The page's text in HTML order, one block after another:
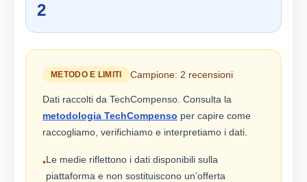
2
METODO E LIMITI Campione: 2 recensioni
Dati raccolti da TechCompenso. Consulta la
metodologia TechCompenso per capire come
raccogliamo, verifichiamo e interpretiamo i dati.
•Le medie riflettono i dati disponibili sulla
piattaforma e non sostituiscono un’offerta